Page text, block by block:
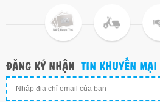
ĐĂNG KÝ NHẬN TIN KHUYẾN MẠI